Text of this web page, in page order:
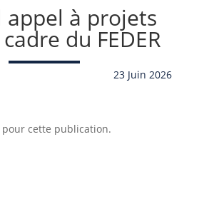
appel à projets
du FEDER
23 Juin 2026
cette publication.